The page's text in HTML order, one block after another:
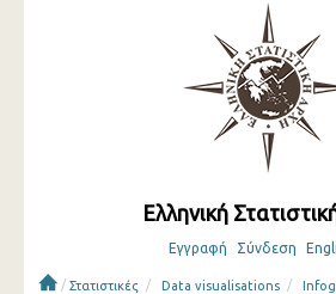
Ελληνική
Εγγραφή Σύνδεση
/ Στατιστικές / Data visualisations /